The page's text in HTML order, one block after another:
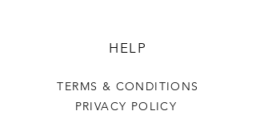
HELP
TERMS & CONDITIONS
PRIVACY POLICY